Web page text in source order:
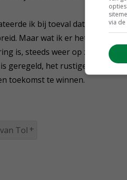
ik bij toeval dat de
Maar wat ik er het meest
is, steeds weer op zoek naar
geregeld, het rustiger wordt.
toekomst te winnen.
Tol
via de